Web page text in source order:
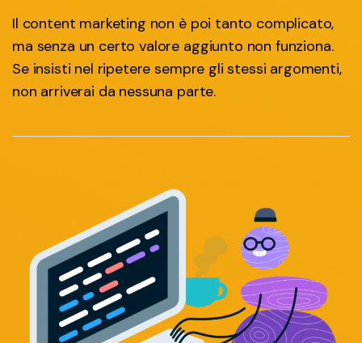
Il content marketing non è poi tanto complicato,
ma senza un certo valore aggiunto non funziona.
Se insisti nel ripetere sempre gli stessi argomenti,
non arriverai da nessuna parte.